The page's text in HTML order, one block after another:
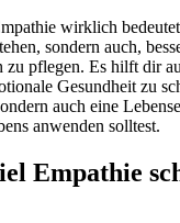
wirklich
sondern auch,
zu pflegen. Es hilft dir
Gesundheit zu
auch eine
anwenden solltest.
Empathie